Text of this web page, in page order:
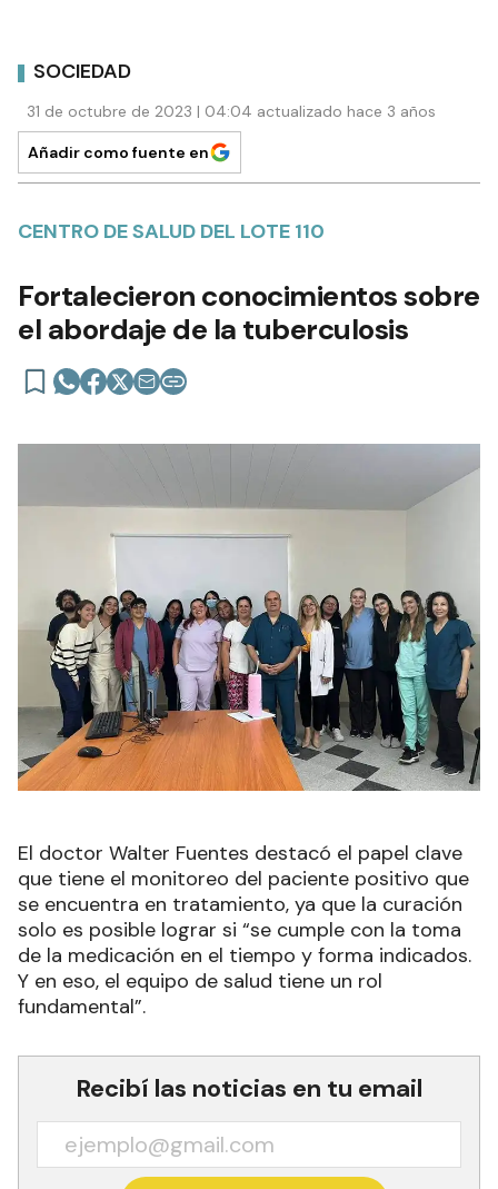
SOCIEDAD
31 de octubre de 2023 | 04:04 actualizado hace 3 años
Añadir como fuente en
CENTRO DE SALUD DEL LOTE 110
Fortalecieron conocimientos sobre
el abordaje de la tuberculosis
El doctor Walter Fuentes destacó el papel clave
que tiene el monitoreo del paciente positivo que
se encuentra en tratamiento, ya que la curación
solo es posible lograr si “se cumple con la toma
de la medicación en el tiempo y forma indicados.
Y en eso, el equipo de salud tiene un rol
fundamental”.
Recibí las noticias en tu email